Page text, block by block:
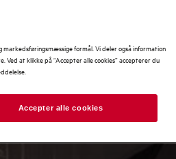
formål. Vi deler også information
Ved at klikke på “Accepter alle cookies” accepterer du
Accepter alle cookies